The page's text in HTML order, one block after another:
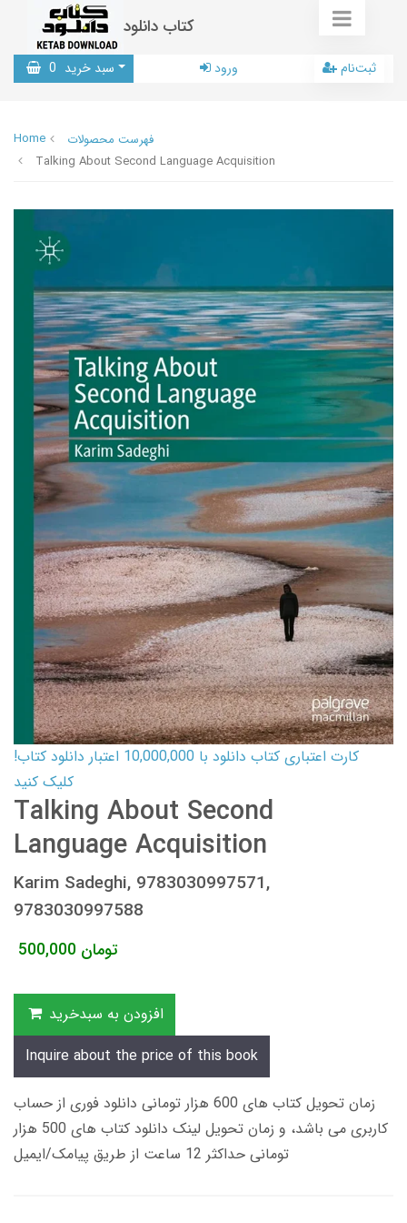
کتاب دانلود
سبد خرید 0 ورود ثبت‌نام
Home
فهرست محصولات
Talking About Second Language Acquisition
کارت اعتباری کتاب دانلود با 10,000,000 اعتبار دانلود کتاب!
کلیک کنید
Talking About Second
Language Acquisition
Karim Sadeghi, 9783030997571,
9783030997588
500,000 تومان
افزودن به سبدخرید
Inquire about the price of this book
زمان تحویل کتاب های 600 هزار تومانی دانلود فوری از حساب
کاربری می باشد، و زمان تحویل لینک دانلود کتاب های 500 هزار
تومانی حداکثر 12 ساعت از طریق پیامک/ایمیل